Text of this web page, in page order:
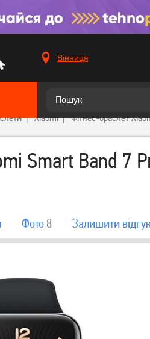
Вінниця
Xiaomi Фітнес-браслет
Smart Band 7
Фото 8 Залишити